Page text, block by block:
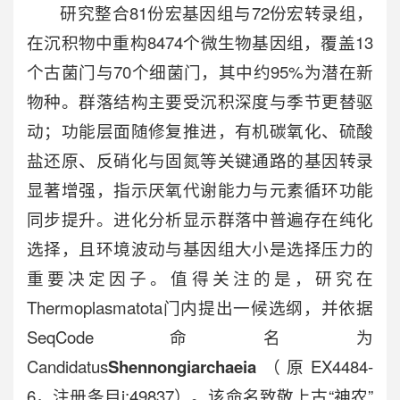
研究整合81份宏基因组与72份宏转录组，
在沉积物中重构8474个微生物基因组，覆盖13
个古菌门与70个细菌门，其中约95%为潜在新
物种。群落结构主要受沉积深度与季节更替驱
动；功能层面随修复推进，有机碳氧化、硫酸
盐还原、反硝化与固氮等关键通路的基因转录
显著增强，指示厌氧代谢能力与元素循环功能
同步提升。进化分析显示群落中普遍存在纯化
选择，且环境波动与基因组大小是选择压力的
重要决定因子。值得关注的是，研究在
Thermoplasmatota门内提出一候选纲，并依据
SeqCode命名为
CandidatusShennongiarchaeia （原EX4484-